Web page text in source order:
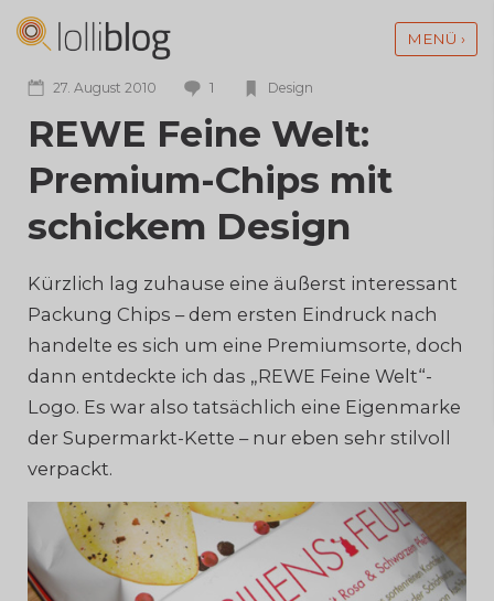
MENÜ ›
27. August 2010 1 Design
REWE Feine Welt:
Premium-Chips mit
schickem Design
Kürzlich lag zuhause eine äußerst interessant
Packung Chips – dem ersten Eindruck nach
handelte es sich um eine Premiumsorte, doch
dann entdeckte ich das „REWE Feine Welt“-
Logo. Es war also tatsächlich eine Eigenmarke
der Supermarkt-Kette – nur eben sehr stilvoll
verpackt.